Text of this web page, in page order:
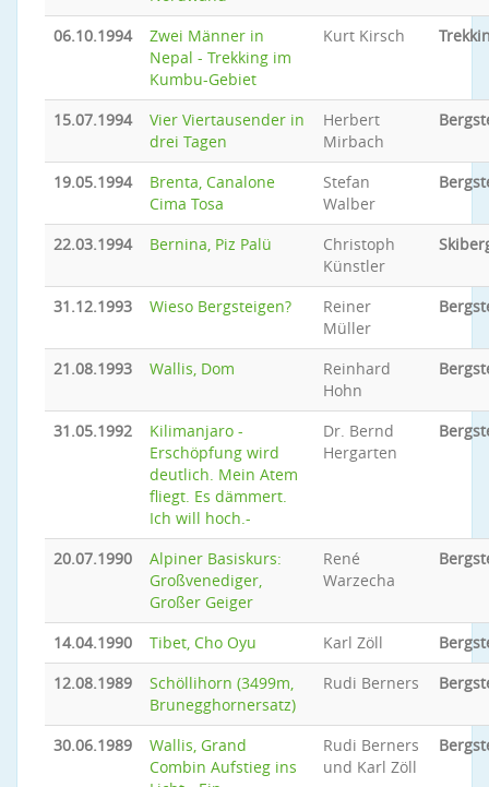
06.10.1994
Zwei Männer in
Nepal - Trekking im
Kumbu-Gebiet
Kurt Kirsch
15.07.1994
Vier Viertausender in
drei Tagen
Herbert
Mirbach
19.05.1994
Brenta, Canalone
Cima Tosa
Stefan
Walber
22.03.1994 Bernina, Piz Palü
Christoph
Künstler
31.12.1993 Wieso Bergsteigen?
Reiner
Müller
21.08.1993 Wallis, Dom
Reinhard
Hohn
31.05.1992
Kilimanjaro -
Erschöpfung wird
deutlich. Mein Atem
fliegt. Es dämmert.
Ich will hoch.-
Dr. Bernd
Hergarten
20.07.1990
Alpiner Basiskurs:
Großvenediger,
Großer Geiger
René
Warzecha
14.04.1990 Tibet, Cho Oyu Karl Zöll
12.08.1989
Schöllihorn (3499m,
Brunegghornersatz)
Rudi Berners
30.06.1989
Wallis, Grand
Combin Aufstieg ins
Rudi Berners
und Karl Zöll